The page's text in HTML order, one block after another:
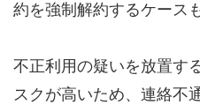
約を強制解約するケース
不正利用の疑いを放置す
スクが高いため、連絡不